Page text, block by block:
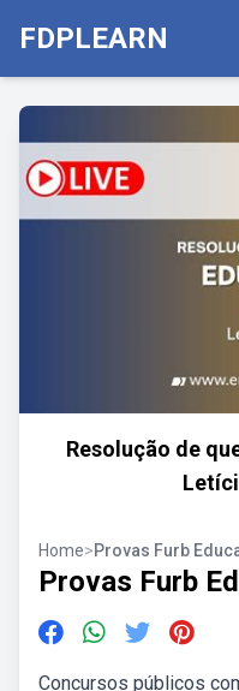
FDPLEARN
Resolução de
Home>Provas Furb
Provas Furb
Concursos públicos